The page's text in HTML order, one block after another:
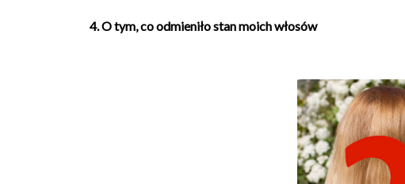
4. O tym, co odmieniło stan moich włosów